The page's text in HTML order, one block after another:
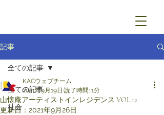
記事
全ての記事
社会
全ての記事
山懐庵アーティストインレジデンス VOL.12
KACウェブチーム
2021年9月19日 読了時間: 1分
更新日： 2021年9月26日